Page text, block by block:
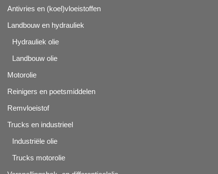
Antivries en (koel)vloeistoffen
Landbouw en hydrauliek
Hydrauliek olie
Landbouw olie
Motorolie
Reinigers en poetsmiddelen
Remvloeistof
Trucks en industrieel
Industriële olie
Trucks motorolie